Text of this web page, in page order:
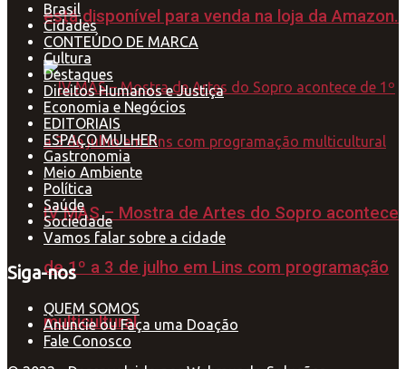
está disponível para venda na loja da Amazon.
IV MAS – Mostra de Artes do Sopro acontece
de 1º a 3 de julho em Lins com programação
multicultural
Brasil
Cidades
CONTEÚDO DE MARCA
Cultura
Destaques
Direitos Humanos e Justiça
Economia e Negócios
EDITORIAIS
ESPAÇO MULHER
Gastronomia
Meio Ambiente
Política
Saúde
Sociedade
Vamos falar sobre a cidade
Siga-nos
QUEM SOMOS
Anuncie ou Faça uma Doação
Fale Conosco